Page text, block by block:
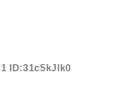
ID:31c5kJlk0